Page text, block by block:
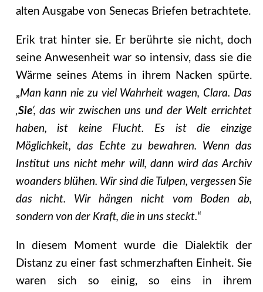
alten Ausgabe von Senecas Briefen betrachtete.
Erik trat hinter sie. Er berührte sie nicht, doch
seine Anwesenheit war so intensiv, dass sie die
Wärme seines Atems in ihrem Nacken spürte.
„Man kann nie zu viel Wahrheit wagen, Clara. Das
‚Sie‘, das wir zwischen uns und der Welt errichtet
haben, ist keine Flucht. Es ist die einzige
Möglichkeit, das Echte zu bewahren. Wenn das
Institut uns nicht mehr will, dann wird das Archiv
woanders blühen. Wir sind die Tulpen, vergessen Sie
das nicht. Wir hängen nicht vom Boden ab,
sondern von der Kraft, die in uns steckt.“
In diesem Moment wurde die Dialektik der
Distanz zu einer fast schmerzhaften Einheit. Sie
waren sich so einig, so eins in ihrem